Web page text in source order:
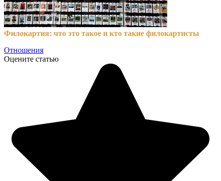
Филокартия: что это такое и кто такие филокартисты
Отношения
Оцените статью